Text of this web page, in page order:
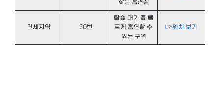
찾는 흡연실
면세지역 30번
탑승 대기 중 빠
르게 흡연할 수
있는 구역
👉위치 보기